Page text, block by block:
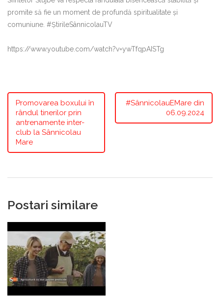
promite să fie un moment de profundă spiritualitate și
comuniune. #ȘtirileSânnicolauTV
https://www.youtube.com/watch?v=ywTfqpAISTg
Promovarea boxului în
rândul tinerilor prin
antrenamente inter-
club la Sânnicolau
Mare
#SânnicolauEMare din
06.09.2024
Postari similare